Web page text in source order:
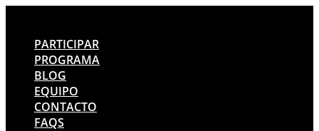
PARTICIPAR
PROGRAMA
BLOG
EQUIPO
CONTACTO
FAQS